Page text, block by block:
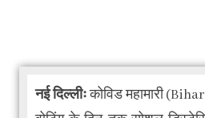
नई दिल्लीःकोविड महामारी